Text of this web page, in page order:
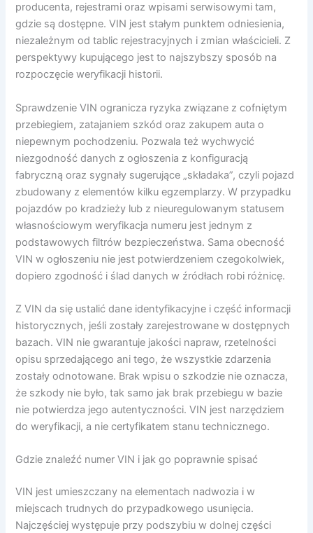
producenta, rejestrami oraz wpisami serwisowymi tam,
gdzie są dostępne. VIN jest stałym punktem odniesienia,
niezależnym od tablic rejestracyjnych i zmian właścicieli. Z
perspektywy kupującego jest to najszybszy sposób na
rozpoczęcie weryfikacji historii.
Sprawdzenie VIN ogranicza ryzyka związane z cofniętym
przebiegiem, zatajaniem szkód oraz zakupem auta o
niepewnym pochodzeniu. Pozwala też wychwycić
niezgodność danych z ogłoszenia z konfiguracją
fabryczną oraz sygnały sugerujące „składaka”, czyli pojazd
zbudowany z elementów kilku egzemplarzy. W przypadku
pojazdów po kradzieży lub z nieuregulowanym statusem
własnościowym weryfikacja numeru jest jednym z
podstawowych filtrów bezpieczeństwa. Sama obecność
VIN w ogłoszeniu nie jest potwierdzeniem czegokolwiek,
dopiero zgodność i ślad danych w źródłach robi różnicę.
Z VIN da się ustalić dane identyfikacyjne i część informacji
historycznych, jeśli zostały zarejestrowane w dostępnych
bazach. VIN nie gwarantuje jakości napraw, rzetelności
opisu sprzedającego ani tego, że wszystkie zdarzenia
zostały odnotowane. Brak wpisu o szkodzie nie oznacza,
że szkody nie było, tak samo jak brak przebiegu w bazie
nie potwierdza jego autentyczności. VIN jest narzędziem
do weryfikacji, a nie certyfikatem stanu technicznego.
Gdzie znaleźć numer VIN i jak go poprawnie spisać
VIN jest umieszczany na elementach nadwozia i w
miejscach trudnych do przypadkowego usunięcia.
Najczęściej występuje przy podszybiu w dolnej części